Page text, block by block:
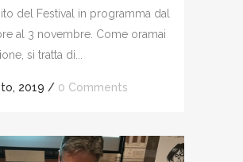
del Festival in programma dal
al 3 novembre. Come oramai
si tratta di...
2019 / 0 Comments